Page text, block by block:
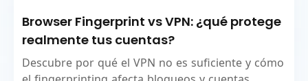
Browser Fingerprint vs VPN: ¿qué protege
realmente tus cuentas?
Descubre por qué el VPN no es suficiente y cómo